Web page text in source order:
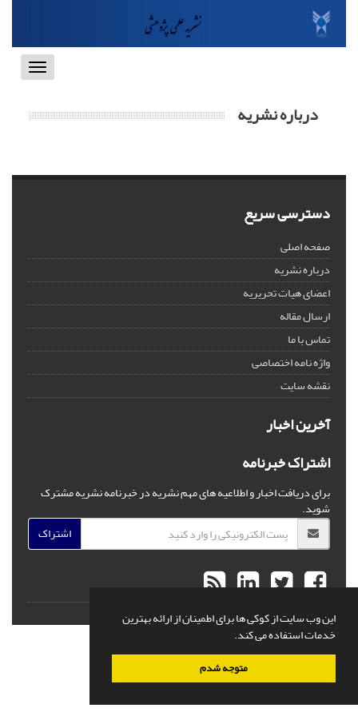
این وب سایت از کوکی ها برای اطمینان از ارائه بهترین
خدمات استفاده می کند.
متوجه شدم
Toggle
درباره نشریه
دسترسی سریع
صفحه اصلی
درباره نشریه
اعضای هیات تحریریه
ارسال مقاله
تماس با ما
واژه نامه اختصاصی
نقشه سایت
آخرین اخبار
اشتراک خبرنامه
برای دریافت اخبار و اطلاعیه های مهم نشریه در خبرنامه نشریه مشترک
شوید.
اشتراک
© سامانه مدیریت نشریات علمی.قدرت گرفته ازسیناوب